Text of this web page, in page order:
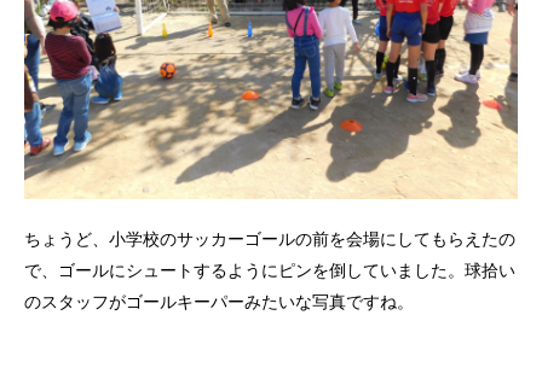
ちょうど、小学校のサッカーゴールの前を会場にしてもらえたの
で、ゴールにシュートするようにピンを倒していました。球拾い
のスタッフがゴールキーパーみたいな写真ですね。